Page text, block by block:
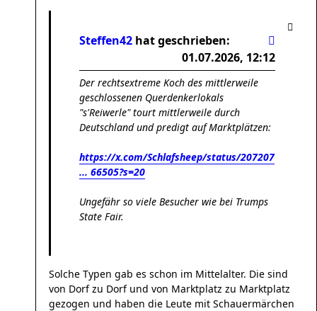
Steffen42 hat geschrieben:
01.07.2026, 12:12
Der rechtsextreme Koch des mittlerweile
geschlossenen Querdenkerlokals
"s'Reiwerle" tourt mittlerweile durch
Deutschland und predigt auf Marktplätzen:
https://x.com/Schlafsheep/status/207207
... 66505?s=20
Ungefähr so viele Besucher wie bei Trumps
State Fair.
Solche Typen gab es schon im Mittelalter. Die sind
von Dorf zu Dorf und von Marktplatz zu Marktplatz
gezogen und haben die Leute mit Schauermärchen